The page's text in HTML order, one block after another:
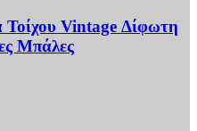
Vintage Δίφωτη
Μπάλες